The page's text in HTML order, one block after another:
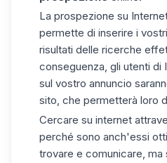
La prospezione su
permette di inserire i
risultati delle ricerche
conseguenza, gli utenti di
sul vostro annuncio
sito, che permetterà loro
Cercare su internet
perché sono anch'essi
trovare e comunicare,